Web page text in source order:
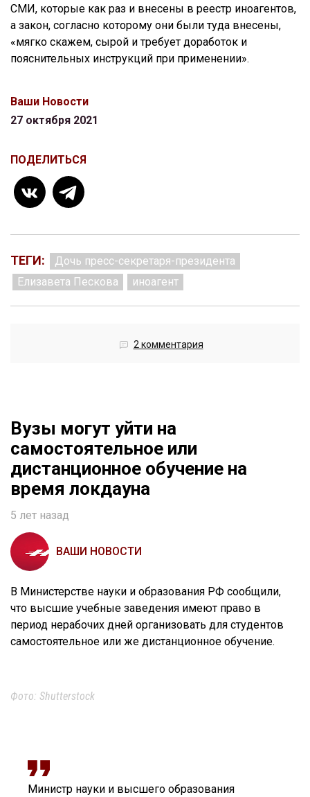
СМИ, которые как раз и внесены в реестр иноагентов,
а закон, согласно которому они были туда внесены,
«мягко скажем, сырой и требует доработок и
пояснительных инструкций при применении».
Ваши Новости
27 октября 2021
ПОДЕЛИТЬСЯ
ТЕГИ:
Дочь пресс-секретаря-президента
Елизавета Пескова
иноагент
2 комментария
Вузы могут уйти на
самостоятельное или
дистанционное обучение на
время локдауна
5 лет назад
ВАШИ НОВОСТИ
В Министерстве науки и образования РФ сообщили,
что высшие учебные заведения имеют право в
период нерабочих дней организовать для студентов
самостоятельное или же дистанционное обучение.
Фото: Shutterstock
Министр науки и высшего образования